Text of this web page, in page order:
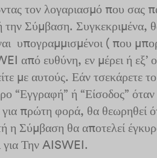
τον λογαριασμό που σας
Σύμβαση. Συγκεκριμένα,
υπογραμμισμένοι ( που
από ευθύνη, εν μέρει ή εξ’
με αυτούς. Εάν τσεκάρετε
“Εγγραφή” ή “Είσοδος”
πρώτη φορά, θα θεωρηθεί
η Σύμβαση θα αποτελεί
για Την AISWEI.